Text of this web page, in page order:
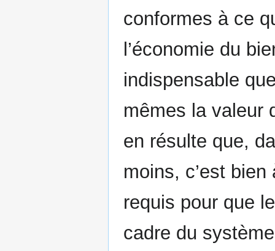
conformes à ce
l’économie du
indispensable
mêmes la valeur
en résulte que,
moins, c’est
requis pour que
cadre du